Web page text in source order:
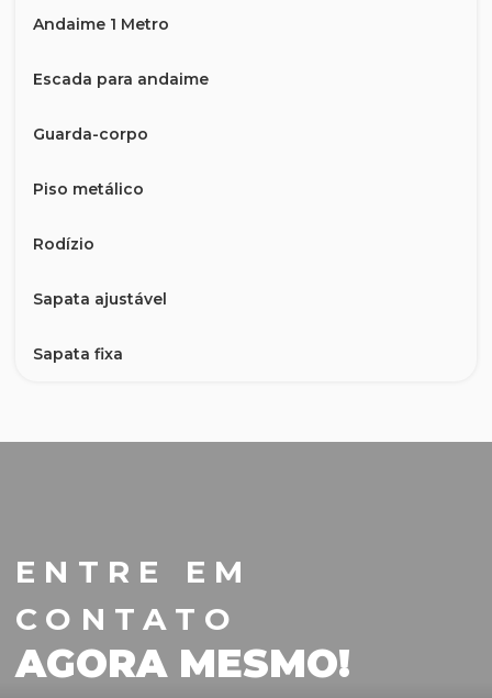
Andaime 1 Metro
Escada para andaime
Guarda-corpo
Piso metálico
Rodízio
Sapata ajustável
Sapata fixa
ENTRE EM
CONTATO
AGORA MESMO!